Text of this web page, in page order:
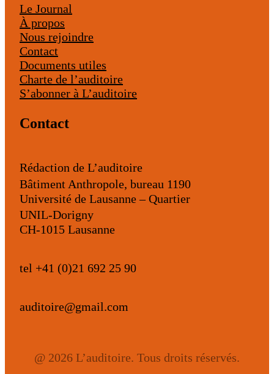
Le Journal
À propos
Nous rejoindre
Contact
Documents utiles
Charte de l’auditoire
S’abonner à L’auditoire
Contact
Rédaction de L’auditoire
Bâtiment Anthropole, bureau 1190
Université de Lausanne – Quartier
UNIL-Dorigny
CH-1015 Lausanne
tel +41 (0)21 692 25 90
auditoire@gmail.com
@ 2026 L’auditoire. Tous droits réservés.